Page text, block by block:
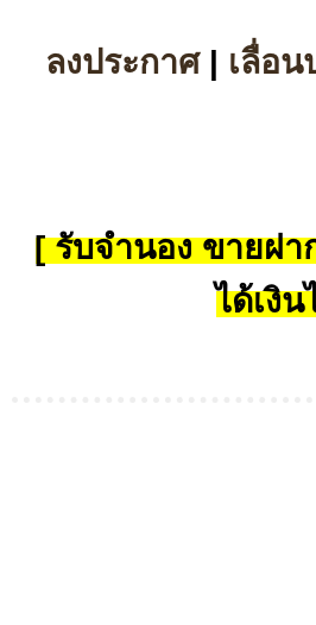
ลงประกาศ| เลื่อ
[ รับจำนอง ขายฝา
ได้เงิ